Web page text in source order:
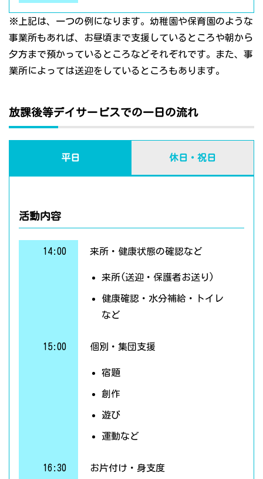
※上記は、一つの例になります。幼稚園や保育園のような
事業所もあれば、お昼頃まで支援しているところや朝から
夕方まで預かっているところなどそれぞれです。また、事
業所によっては送迎をしているところもあります。
放課後等デイサービスでの一日の流れ
平日 休日・祝日
活動内容
14:00 来所・健康状態の確認など
来所(送迎・保護者お送り)
健康確認・水分補給・トイレ
など
15:00 個別・集団支援
宿題
創作
遊び
運動など
16:30 お片付け・身支度